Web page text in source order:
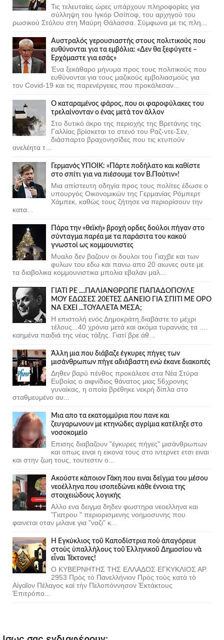
Τις τελευταίες ώρες υπάρχουν πληροφορίες για
σύλληψη του Ιγκόρ Οσίποφ, του αρχηγού του
ρωσικού Στόλου στη Μαύρη Θάλασσα. Σύμφωνα με τις πλη...
Αυστραλός γερουσιαστής στους πολιτικούς που
ευθύνονται για τα εμβόλια: «Δεν θα ξεφύγετε –
Ερχόμαστε για εσάς»
Ένα ξεκάθαρο μήνυμα προς τους πολιτικούς που
ευθύνονται για τους μαζικούς εμβολιασμούς για
τον Covid-19 και τις παρενέργειες που προκάλεσαν...
Ο καταραμένος φάρος, που οι φαροφύλακες του
τρελαίνονταν ο ένας μετά τον άλλον
Στο δυτικό άκρο της περιοχής της Βρετάνης της
Γαλλίας βρίσκεται το στενό του Ραζ-ντε-Σεν,
διάσπαρτο βραχονησίδες που τις κτυπούν
ανελέητα τ...
Γερμανός ΥΠΟΙΚ: «Πάρτε ποδήλατο και καθίστε
στο σπίτι για να πιέσουμε τον Β.Πούτιν»!
Μια απίστευτη οδηγία προς τους πολίτες έδωσε ο
υπουργός Οικονομικών της Γερμανίας Ρόμπερτ
Χάμπεκ, καθώς τους ζήτησε να περιορίσουν την
κατα...
Πάρα την «θεϊκή» βροχή ορδες δούλοι πήγαν στο
σύνταγμα παρέα με τα παράσιτα του κακού
γνωστοί ως κομμουνιστες
Μυαλο δεν βαζουν οι δουλοι του Γιαχβε και των
φυλων του εδω και πανω απο 20 αιωνες ουτε με
τα διαβολικα κομμουνιστικα μπολια εβαλαν μαλ...
ΓΙΑΤΙ ΡΕ ....ΠΑΛΙΑΝΘΡΩΠΕ ΠΑΠΑΔΟΠΟΥΛΕ
ΜΟΥ ΕΔΩΣΕΣ 20ΕΤΕΣ ΔΑΝΕΙΟ ΓΙΑ ΣΠΙΤΙ ΜΕ ΟΡΟ
ΝΑ ΕΧΕΙ ...ΤΟΥΑΛΕΤΑ ΜΕΣΑ;
Η επιστολή ενός Δημοκράτη,διαβάστε το μέχρι
τέλους...40 χρόνια μετά και ακόμα τυραννάς τα ....
καημένα παιδιά της νέας τάξης. Γιατί βρε άθ...
Άλλη μια που διάβαζε έγκυρες πήγες των
μισάνθρωπων πήγε αδιάβαστη ενώ έκανε διακοπές
Δηθεν βαρύ πένθος προκάλεσε στα Νέα Στύρα
Ευβοίας ο αιφνίδιος θάνατος μιας 56χρονης
γυναίκας, η οποία βρέθηκε νεκρή δίπλα στο
σταθμευμένο αυ...
Μια απο τα εκατομμύρια που πανε και
ζευγαρωνουν με κτηνώδες αγρίμια κατέληξε στο
νοσοκομείο
Επισης διαβαζουν "έγκυρες πήγες" μισάνθρωπων
και οπως ειναι η εικονα τους στο ιντερνετ ετσι ειναι
και στην ζωη τους, τουτεστιν ο...
Ακούστε κάποιον Γάκη που ειναι δείγμα του μέσου
νεοέλληνα που ισοπεδώνει κάθε έννοια της
στοιχειώδους λογικής
Αλλο ενα δειγμα δηδεν φωστηρα νεοελληνα και
"Γιατρου " περιορισμενης νοημοσυνης που
φαινεται οταν μιλανε για "ναζι" κ...
Ἡ Ἐγκύκλιος τοῦ Καποδίστρια ποὺ ἀπαγόρευε
στοὺς ὑπαλλήλους τοῦ Ἑλληνικοῦ Δημοσίου νὰ
εἶναι Τέκτονες!
Ο ΚΥΒΕΡΝΗΤΗΣ ΤΗΣ ΕΛΛΑΔΟΣ ΕΓΚΥΚΛΙΟΣ ΑΡ.
2953 Πρὸς τὸ Πανελλήνιον Πρὸς τοὺς κατὰ τὸ
Αἰγαῖον Πέλαγος καὶ τὴν Πελοπόννησον Ἐκτάκτους
Ἐπιτρόπο...